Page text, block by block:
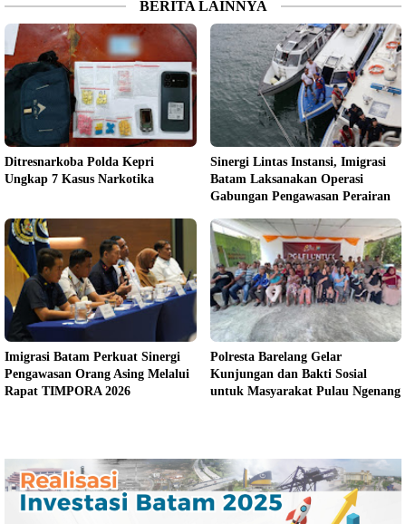
BERITA LAINNYA
Ditresnarkoba Polda Kepri
Ungkap 7 Kasus Narkotika
Sinergi Lintas Instansi, Imigrasi
Batam Laksanakan Operasi
Gabungan Pengawasan Perairan
Imigrasi Batam Perkuat Sinergi
Pengawasan Orang Asing Melalui
Rapat TIMPORA 2026
Polresta Barelang Gelar
Kunjungan dan Bakti Sosial
untuk Masyarakat Pulau Ngenang